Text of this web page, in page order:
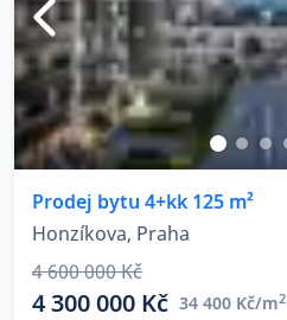
Prodej bytu 4+kk 125 m²
Honzíkova, Praha
4 600 000 Kč
4 300 000 Kč 34 400 Kč/m2